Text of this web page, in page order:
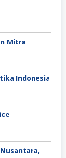
Mitra
Indonesia